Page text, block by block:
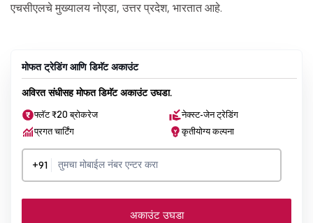
एचसीएलचे मुख्यालय नोएडा, उत्तर प्रदेश, भारतात आहे.
मोफत ट्रेडिंग आणि डिमॅट अकाउंट
अविरत संधीसह मोफत डिमॅट अकाउंट उघडा.
फ्लॅट ₹20 ब्रोकरेज
नेक्स्ट-जेन ट्रेडिंग
प्रगत चार्टिंग
कृतीयोग्य कल्पना
+91
अकाउंट उघडा